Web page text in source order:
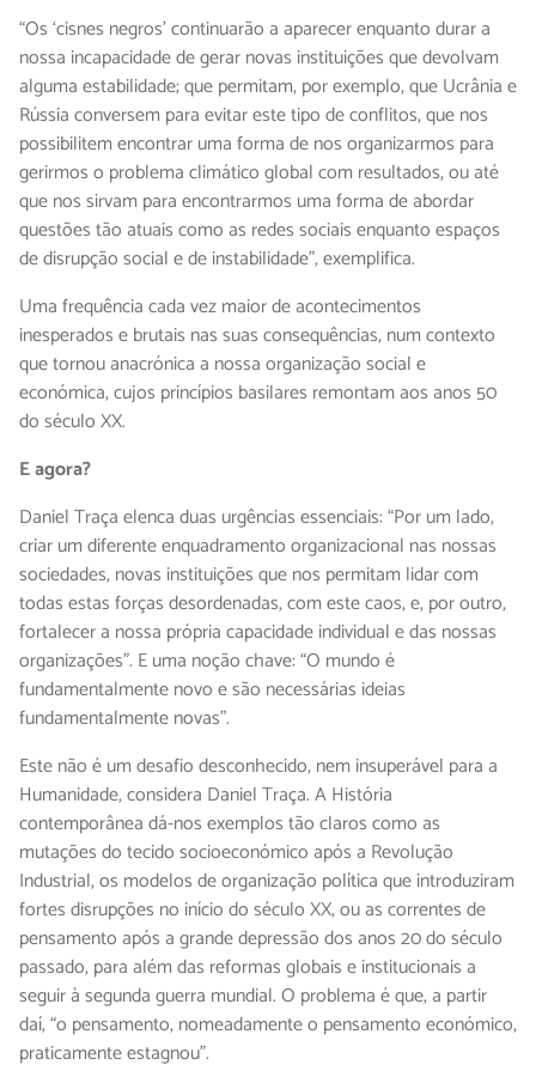
“Os ‘cisnes negros’ continuarão a aparecer enquanto durar a
nossa incapacidade de gerar novas instituições que devolvam
alguma estabilidade; que permitam, por exemplo, que Ucrânia e
Rússia conversem para evitar este tipo de conflitos, que nos
possibilitem encontrar uma forma de nos organizarmos para
gerirmos o problema climático global com resultados, ou até
que nos sirvam para encontrarmos uma forma de abordar
questões tão atuais como as redes sociais enquanto espaços
de disrupção social e de instabilidade”, exemplifica.
Uma frequência cada vez maior de acontecimentos
inesperados e brutais nas suas consequências, num contexto
que tornou anacrónica a nossa organização social e
económica, cujos princípios basilares remontam aos anos 50
do século XX.
E agora?
Daniel Traça elenca duas urgências essenciais: “Por um lado,
criar um diferente enquadramento organizacional nas nossas
sociedades, novas instituições que nos permitam lidar com
todas estas forças desordenadas, com este caos, e, por outro,
fortalecer a nossa própria capacidade individual e das nossas
organizações”. E uma noção chave: “O mundo é
fundamentalmente novo e são necessárias ideias
fundamentalmente novas”.
Este não é um desafio desconhecido, nem insuperável para a
Humanidade, considera Daniel Traça. A História
contemporânea dá-nos exemplos tão claros como as
mutações do tecido socioeconómico após a Revolução
Industrial, os modelos de organização política que introduziram
fortes disrupções no início do século XX, ou as correntes de
pensamento após a grande depressão dos anos 20 do século
passado, para além das reformas globais e institucionais a
seguir à segunda guerra mundial. O problema é que, a partir
daí, “o pensamento, nomeadamente o pensamento económico,
praticamente estagnou”.